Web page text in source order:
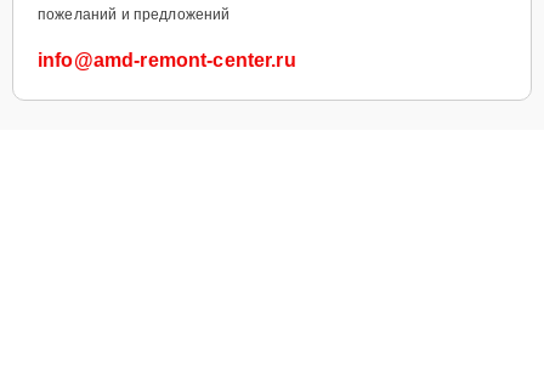
пожеланий и предложений
info@amd-remont-center.ru